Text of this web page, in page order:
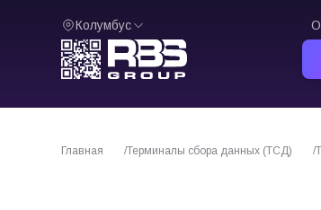
Колумбус О
Главная Терминалы сбора данных (ТСД)